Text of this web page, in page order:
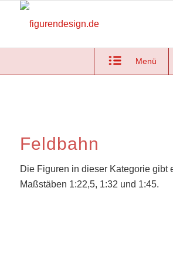
Menü
Feldbahn
Die Figuren in dieser Kategorie gibt
Maßstäben 1:22,5, 1:32 und 1:45.